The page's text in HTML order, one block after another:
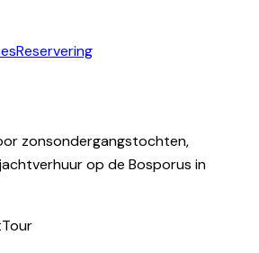
Reservering
zonsondergangstochten,
op de Bosporus in